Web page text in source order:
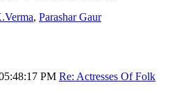
, Parashar Gaur
PM Re: Actresses Of Folk